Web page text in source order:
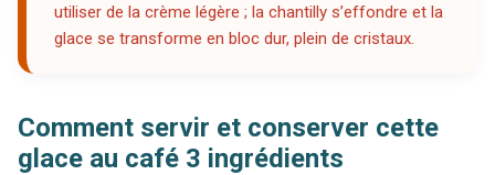
utiliser de la crème légère ; la chantilly s’effondre et la
glace se transforme en bloc dur, plein de cristaux.
Comment servir et conserver cette
glace au café 3 ingrédients